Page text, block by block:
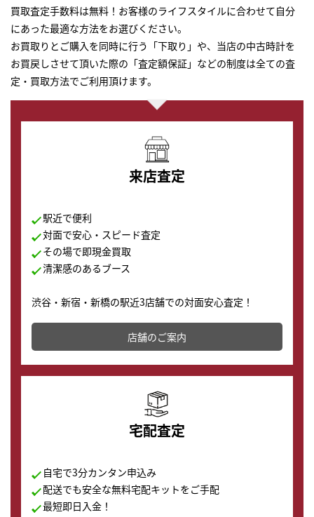
買取査定手数料は無料！お客様のライフスタイルに合わせて自分
にあった最適な方法をお選びください。
お買取りとご購入を同時に行う「下取り」や、当店の中古時計を
お買戻しさせて頂いた際の「査定額保証」などの制度は全ての査
定・買取方法でご利用頂けます。
来店査定
駅近で便利
対面で安心・スピード査定
その場で即現金買取
清潔感のあるブース
渋谷・新宿・新橋の駅近3店舗での対面安心査定！
その場で現金買取致します。渋谷本店では、時計販売の
店舗を併設しており、下取りに出してお得に新しい時計
の購入もできます♪
店舗のご案内
宅配査定
自宅で3分カンタン申込み
配送でも安全な無料宅配キットをご手配
最短即日入金！